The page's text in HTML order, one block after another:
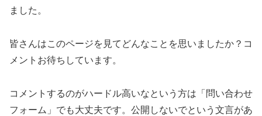
ました。
皆さんはこのページを見てどんなことを思いましたか？コ
メントお待ちしています。
コメントするのがハードル高いなという方は「問い合わせ
フォーム」でも大丈夫です。公開しないでという文言があ